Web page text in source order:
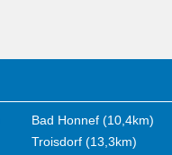
Bad Honnef (10,4km)
Troisdorf (13,3km)